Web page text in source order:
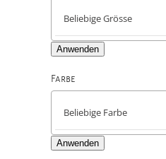
Anwenden
Farbe
Anwenden